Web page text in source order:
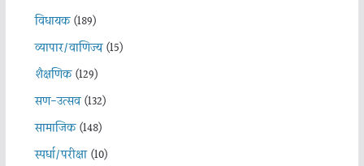
विधायक(189)
व्यापार/वाणिज्य(15)
शैक्षणिक(129)
सण-उत्सव(132)
सामाजिक(148)
स्पर्धा/परीक्षा(10)